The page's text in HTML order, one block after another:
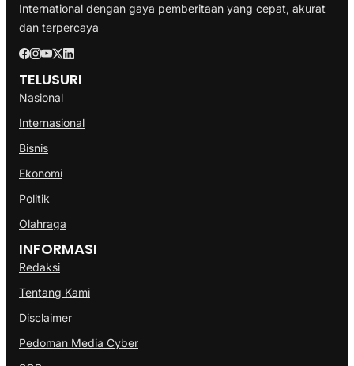
International dengan gaya pemberitaan yang cepat, akurat
dan terpercaya
TELUSURI
Nasional
Internasional
Bisnis
Ekonomi
Politik
Olahraga
INFORMASI
Redaksi
Tentang Kami
Disclaimer
Pedoman Media Cyber